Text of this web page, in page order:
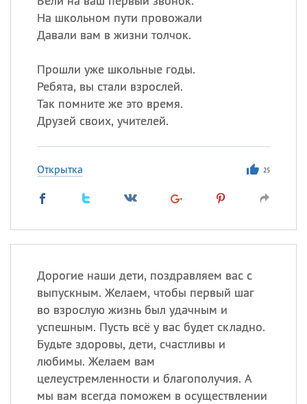
На школьном пути провожали
Давали вам в жизни толчок.
Прошли уже школьные годы.
Ребята, вы стали взрослей.
Так помните же это время.
Друзей своих, учителей.
Открытка 25
Дорогие наши дети, поздравляем вас с
выпускным. Желаем, чтобы первый шаг
во взрослую жизнь был удачным и
успешным. Пусть всё у вас будет складно.
Будьте здоровы, дети, счастливы и
любимы. Желаем вам
целеустремленности и благополучия. А
мы вам всегда поможем в осуществлении